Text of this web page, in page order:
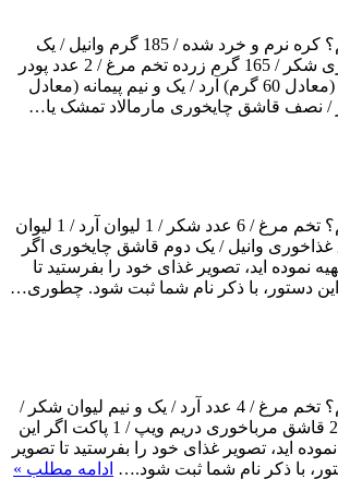
چه موادی لازم داریم؟ کره نرم و خرد شده / 185 گرم وانیل / یک
چهارم قاشق چایخوری شکر / 165 گرم زرده تخم مرغ / 2 عدد پودر
بادام / یک دوم پیمانه (معادل 60 گرم) آرد / یک و نیم پیمانه (معادل
چه موادی لازم داریم؟ تخم مرغ / 6 عدد شکر / 1 لیوان آرد / 1 لیوان
/ 1 قاشق غذاخوری وانیل / یک دوم قاشق چایخوری اگر
نموده اید، تصویر غذای خود را بفرستید تا
دستور، با ذکر نام شما ثبت شود. چطوری…
چه موادی لازم داریم؟ تخم مرغ / 4 عدد آرد / یک و نیم لیوان شکر /
1 لیوان بکینگ پودر / 2 قاشق مرباخوری دریم ویپ / 1 پاکت اگر این
اید، تصویر غذای خود را بفرستید تا تصویر
با ذکر نام شما ثبت شود.… ادامه مطلب »